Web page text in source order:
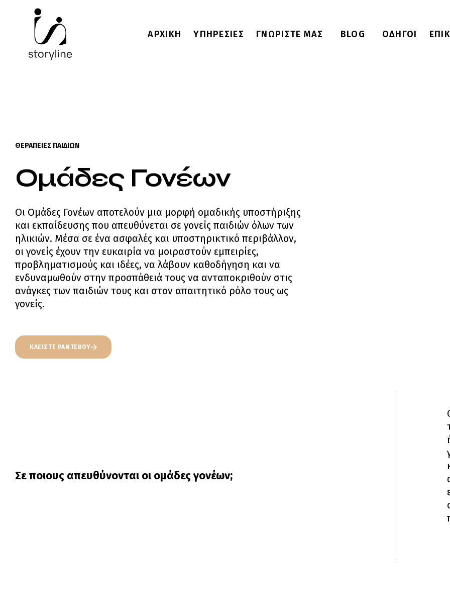
ΑΡΧΙΚΗ ΥΠΗΡΕΣΙΕΣ ΓΝΩΡΙΣΤΕ ΜΑΣ BLOG ΟΔΗΓΟΙ
ΘΕΡΑΠΕΙΕΣ ΠΑΙΔΙΩΝ
Ομάδες Γονέων
Οι Ομάδες Γονέων αποτελούν μια μορφή ομαδικής υποστήριξης
και εκπαίδευσης που απευθύνεται σε γονείς παιδιών όλων των
ηλικιών. Μέσα σε ένα ασφαλές και υποστηρικτικό περιβάλλον,
οι γονείς έχουν την ευκαιρία να μοιραστούν εμπειρίες,
προβληματισμούς και ιδέες, να λάβουν καθοδήγηση και να
ενδυναμωθούν στην προσπάθειά τους να ανταποκριθούν στις
ανάγκες των παιδιών τους και στον απαιτητικό ρόλο τους ως
γονείς.
ΚΛΕΙΣΤΕ ΡΑΝΤΕΒΟΥ
Σε ποιους απευθύνονται οι ομάδες γονέων;